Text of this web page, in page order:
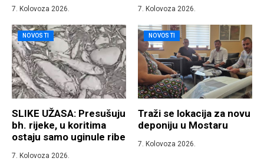
7. Kolovoza 2026. 7. Kolovoza 2026.
NOVOSTI
SLIKE UŽASA: Presušuju
bh. rijeke, u koritima
ostaju samo uginule ribe
7. Kolovoza 2026.
NOVOSTI
Traži se lokacija za novu
deponiju u Mostaru
7. Kolovoza 2026.